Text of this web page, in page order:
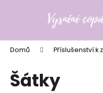
Domů Příslušenství k
Šátky
í
Zpět
do
obchodu
Zpět
do
obchodu